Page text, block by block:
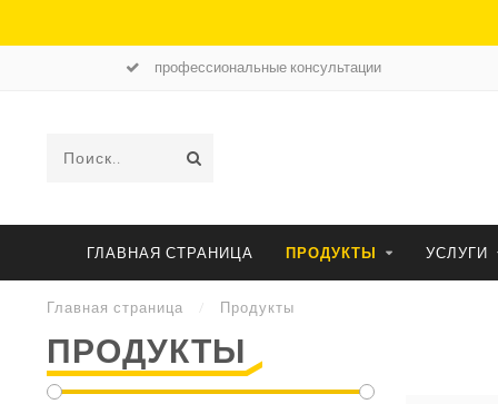
профессиональные консультации
ГЛАВНАЯ СТРАНИЦА ПРОДУКТЫ УСЛУГИ
Главная страница Продукты
ПРОДУКТЫ